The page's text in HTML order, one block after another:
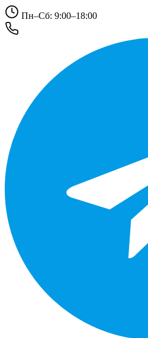
Пн–Сб: 9:00–18:00